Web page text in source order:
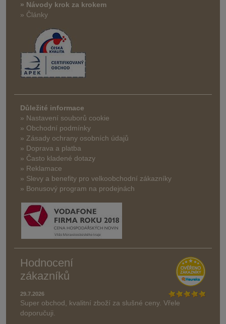
» Návody krok za krokem
» Články
Důležité informace
» Nastavení souborů cookie
» Obchodní podmínky
» Zásady ochrany osobních údajů
» Doprava a platba
» Často kladené dotazy
» Reklamace
» Slevy a benefity pro velkoobchodní zákazníky
» Bonusový program na prodejnách
Hodnocení
zákazníků
29.7.2026
Super obchod, kvalitní zboží za slušné ceny. Vřele
doporučuji.